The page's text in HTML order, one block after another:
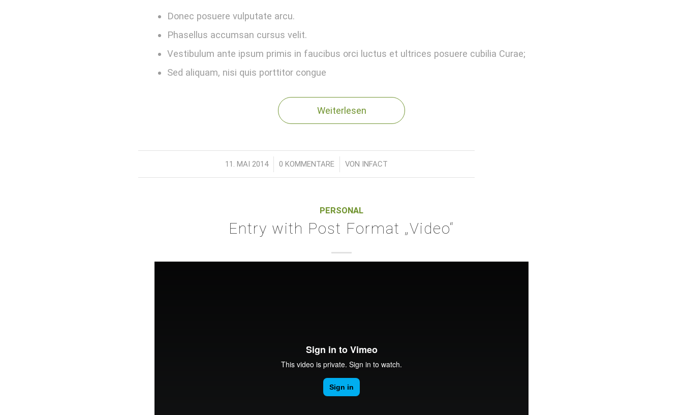
Donec posuere vulputate arcu.
Phasellus accumsan cursus velit.
Vestibulum ante ipsum primis in faucibus orci luctus et ultrices posuere cubilia Curae;
Sed aliquam, nisi quis porttitor congue
Weiterlesen
11. MAI 2014
/ 0 KOMMENTARE
/ VON INFACT
PERSONAL
Entry with Post Format „Video“